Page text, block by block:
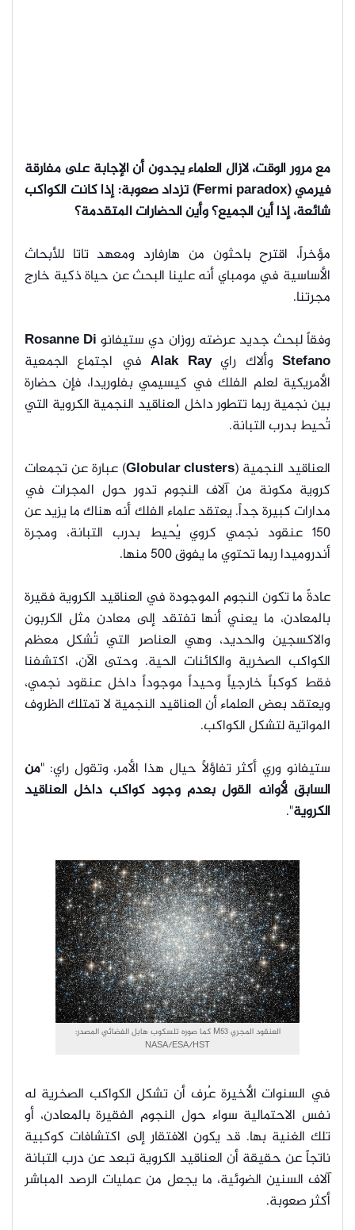
مع مرور الوقت، لازال العلماء يجدون أن الإجابة على مفارقة
فيرمي (Fermi paradox) تزداد صعوبة: إذا كانت الكواكب
شائعة، إذا أين الجميع؟ وأين الحضارات المتقدمة؟
مؤخراً، اقترح باحثون من هارفارد ومعهد تاتا للأبحاث
الأساسية في مومباي أنه علينا البحث عن حياة ذكية خارج
مجرتنا.
وفقاً لبحث جديد عرضته روزان دي ستيفانو Rosanne Di
Stefanoوألاك رايAlak Rayفي اجتماع الجمعية
الأمريكية لعلم الفلك في كيسيمي بفلوريدا، فإن حضارة
بين نجمية ربما تتطور داخل العناقيد النجمية الكروية التي
تُحيط بدرب التبانة.
العناقيد النجمية (Globular clusters) عبارة عن تجمعات
كروية مكونة من آلاف النجوم تدور حول المجرات في
مدارات كبيرة جداً. يعتقد علماء الفلك أنه هناك ما يزيد عن
150 عنقود نجمي كروي يُحيط بدرب التبانة، ومجرة
أندروميدا ربما تحتوي ما يفوق 500 منها.
عادةً ما تكون النجوم الموجودة في العناقيد الكروية فقيرة
بالمعادن، ما يعني أنها تفتقد إلى معادن مثل الكربون
والاكسجين والحديد، وهي العناصر التي تُشكل معظم
الكواكب الصخرية والكائنات الحية. وحتى الآن، اكتشفنا
فقط كوكباً خارجياً وحيداً موجوداً داخل عنقود نجمي،
ويعتقد بعض العلماء أن العناقيد النجمية لا تمتلك الظروف
المواتية لتشكل الكواكب.
ستيفانو وري أكثر تفاؤلاً حيال هذا الأمر، وتقول راي: "من
السابق لأوانه القول بعدم وجود كواكب داخل العناقيد
الكروية".
العنقود المجري M53 كما صوره تلسكوب هابل الفضائي المصدر:
NASA/ESA/HST
في السنوات الأخيرة عُرف أن تشكل الكواكب الصخرية له
نفس الاحتمالية سواء حول النجوم الفقيرة بالمعادن، أو
تلك الغنية بها. قد يكون الافتقار إلى اكتشافات كوكبية
ناتجاً عن حقيقة أن العناقيد الكروية تبعد عن درب التبانة
آلاف السنين الضوئية، ما يجعل من عمليات الرصد المباشر
أكثر صعوبة.